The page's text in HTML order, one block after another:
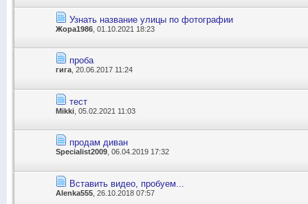
Узнать название улицы по фотографии
Жора1986 , 01.10.2021 18:23
проба
гига , 20.06.2017 11:24
тест
Mikki , 05.02.2021 11:03
продам диван
Specialist2009 , 06.04.2019 17:32
Вставить видео, пробуем...
Alenka555 , 26.10.2018 07:57